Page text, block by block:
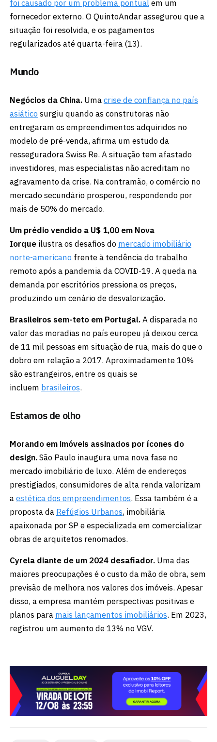
foi causado por um problema pontualem um
fornecedor externo. O QuintoAndar assegurou que a
situação foi resolvida, e os pagamentos
regularizados até quarta-feira (13).
Mundo
Negócios da China. Umacrise de confiança no país
asiáticosurgiu quando as construtoras não
entregaram os empreendimentos adquiridos no
modelo de pré-venda, afirma um estudo da
resseguradora Swiss Re. A situação tem afastado
investidores, mas especialistas não acreditam no
agravamento da crise. Na contramão, o comércio no
mercado secundário prosperou, respondendo por
mais de 50% do mercado.
Um prédio vendido a U$ 1,00 em Nova
Iorque ilustra os desafios do mercado imobiliário
norte-americano frente à tendência do trabalho
remoto após a pandemia da COVID-19. A queda na
demanda por escritórios pressiona os preços,
produzindo um cenário de desvalorização.
Brasileiros sem-teto em Portugal.A disparada no
valor das moradias no país europeu já deixou cerca
de 11 mil pessoas em situação de rua, mais do que o
dobro em relação a 2017. Aproximadamente 10%
são estrangeiros, entre os quais se
incluem brasileiros.
Estamos de olho
Morando em imóveis assinados por ícones do
design.São Paulo inaugura uma nova fase no
mercado imobiliário de luxo. Além de endereços
prestigiados, consumidores de alta renda valorizam
aestética dos empreendimentos. Essa também é a
proposta da Refúgios Urbanos, imobiliária
apaixonada por SP e especializada em comercializar
obras de arquitetos renomados.
Cyrela diante de um 2024 desafiador. Uma das
maiores preocupações é o custo da mão de obra, sem
previsão de melhora nos valores dos imóveis. Apesar
disso, a empresa mantém perspectivas positivas e
planos para mais lançamentos imobiliários. Em 2023,
registrou um aumento de 13% no VGV.